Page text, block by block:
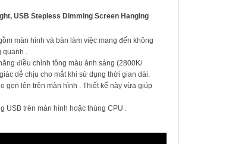
USB Stepless Dimming Screen Hanging
màn hình và bàn làm việc mang đến không
.
điều chỉnh tông màu ảnh sáng (2800K/
dễ chịu cho mắt khi sử dụng thời gian dài.
gọn lên trên màn hình . Thiết kế này vừa giúp
trên màn hình hoặc thùng CPU .